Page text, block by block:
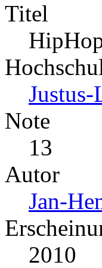
Titel
Note
13
Autor
Jan-
2010